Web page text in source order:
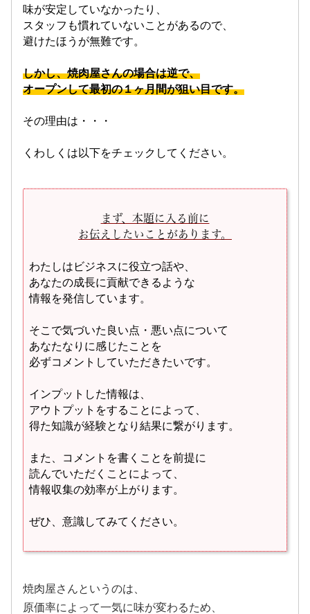
味が安定していなかったり、
スタッフも慣れていないことがあるので、
避けたほうが無難です。
しかし、焼肉屋さんの場合は逆で、
オープンして最初の１ヶ月間が狙い目です。
その理由は・・・
くわしくは以下をチェックしてください。
まず、本題に入る前に
お伝えしたいことがあります。
わたしはビジネスに役立つ話や、
あなたの成長に貢献できるような
情報を発信しています。
そこで気づいた良い点・悪い点について
あなたなりに感じたことを
必ずコメントしていただきたいです。
インプットした情報は、
アウトプットをすることによって、
得た知識が経験となり結果に繋がります。
また、コメントを書くことを前提に
読んでいただくことによって、
情報収集の効率が上がります。
ぜひ、意識してみてください。
焼肉屋さんというのは、
原価率によって一気に味が変わるため、